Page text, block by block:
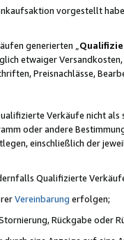
vorgestellt
generierten „
etwaiger
Preisnachlässe,
Verkäufe nicht
oder andere
einschließlich der
Qualifizierte
Vereinbarung erfolgen;
Rückgabe oder